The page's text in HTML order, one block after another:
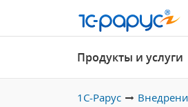
Продукты и услуги
1С-Рарус